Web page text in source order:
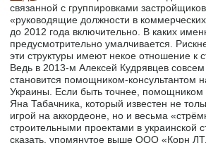
связанной с группировками
«руководящие должности в коммерческих
до 2012 года включительно. В каких
предусмотрительно умалчивается.
эти структуры имеют некое отношение к
Ведь в 2013-м Алексей Кудрявцев
становится помощником-консультантом
Украины. Если быть точнее, помощником
Яна Табачника, который известен не
игрой на аккордеоне, но и весьма
строительными проектами в украинской
сказать, упомянутое выше ООО «Корн